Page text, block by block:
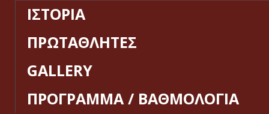
ΙΣΤΟΡΙΑ
ΠΡΩΤΑΘΛΗΤΕΣ
GALLERY
ΠΡΟΓΡΑΜΜΑ / ΒΑΘΜΟΛΟΓΙΑ